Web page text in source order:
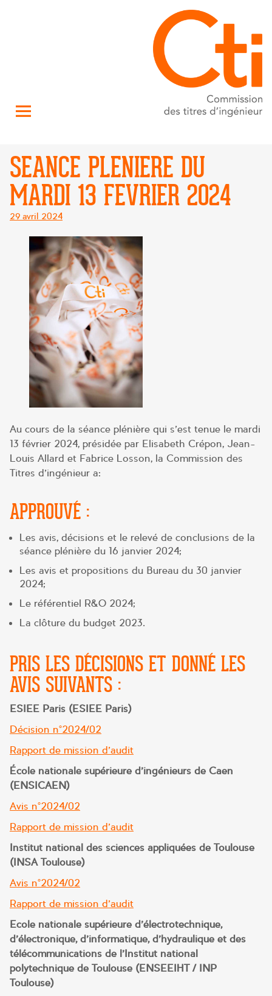
SEANCE PLENIERE DU
MARDI 13 FEVRIER 2024
Posté
29 avril 2024
Au cours de la séance plénière qui s’est tenue le mardi
13 février 2024, présidée par Elisabeth Crépon, Jean-
Louis Allard et Fabrice Losson, la Commission des
Titres d’ingénieur a:
APPROUVÉ :
Les avis, décisions et le relevé de conclusions de la
séance plénière du 16 janvier 2024;
Les avis et propositions du Bureau du 30 janvier
2024;
Le référentiel R&O 2024;
La clôture du budget 2023.
PRIS LES DÉCISIONS ET DONNÉ LES
AVIS SUIVANTS :
ESIEE Paris (ESIEE Paris)
Décision n°2024/02
Rapport de mission d’audit
École nationale supérieure d’ingénieurs de Caen
(ENSICAEN)
Avis n°2024/02
Rapport de mission d’audit
Institut national des sciences appliquées de Toulouse
(INSA Toulouse)
Avis n°2024/02
Rapport de mission d’audit
Ecole nationale supérieure d’électrotechnique,
d’électronique, d’informatique, d’hydraulique et des
télécommunications de l’Institut national
polytechnique de Toulouse (ENSEEIHT / INP
Toulouse)